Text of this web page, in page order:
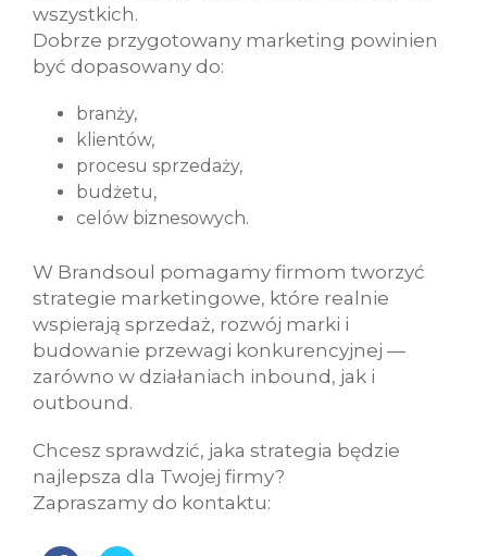
wszystkich.
Dobrze przygotowany marketing powinien
być dopasowany do:
branży,
klientów,
procesu sprzedaży,
budżetu,
celów biznesowych.
W Brandsoul pomagamy firmom tworzyć
strategie marketingowe, które realnie
wspierają sprzedaż, rozwój marki i
budowanie przewagi konkurencyjnej —
zarówno w działaniach inbound, jak i
outbound.
Chcesz sprawdzić, jaka strategia będzie
najlepsza dla Twojej firmy?
Zapraszamy do kontaktu: